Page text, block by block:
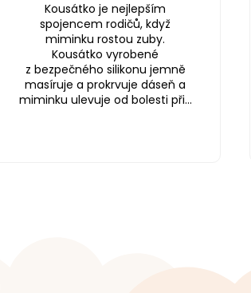
Kousátko je nejlepším
spojencem rodičů, když
miminku rostou zuby.
Kousátko vyrobené
z bezpečného silikonu jemně
masíruje a prokrvuje dáseň a
miminku ulevuje od bolesti při...